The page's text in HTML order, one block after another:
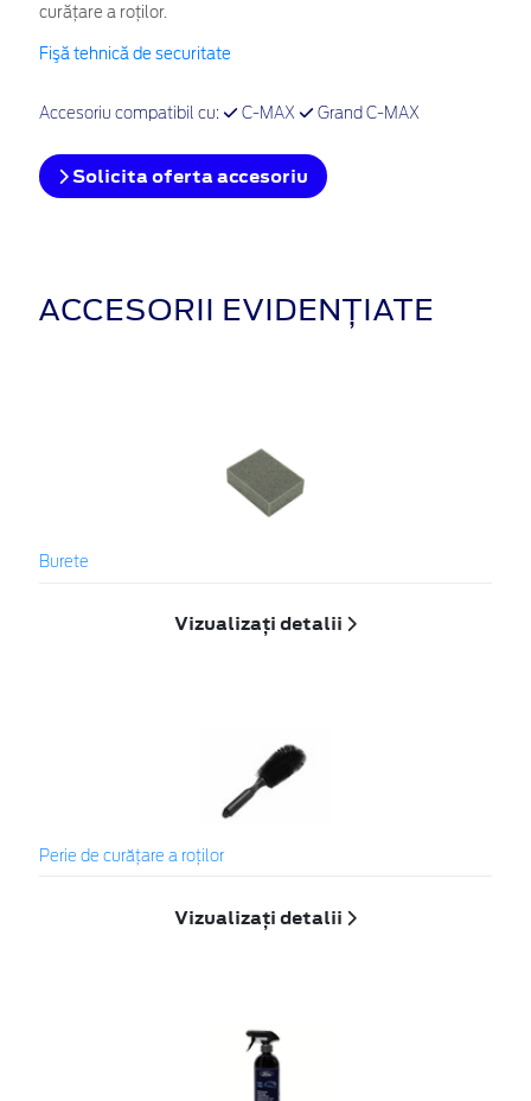
curățare a roților.
Fişă tehnică de securitate
Accesoriu compatibil cu: C-MAX Grand C-MAX
Solicita oferta accesoriu
ACCESORII EVIDENȚIATE
Burete
Vizualizați detalii
Perie de curățare a roților
Vizualizați detalii